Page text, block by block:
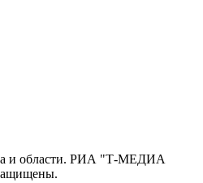
и области. РИА "Т-МЕДИА